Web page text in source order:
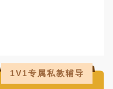
1V1专属私教辅导